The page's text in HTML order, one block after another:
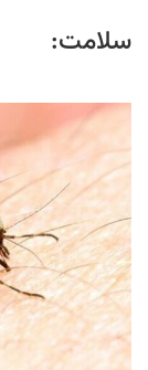
سلامت: